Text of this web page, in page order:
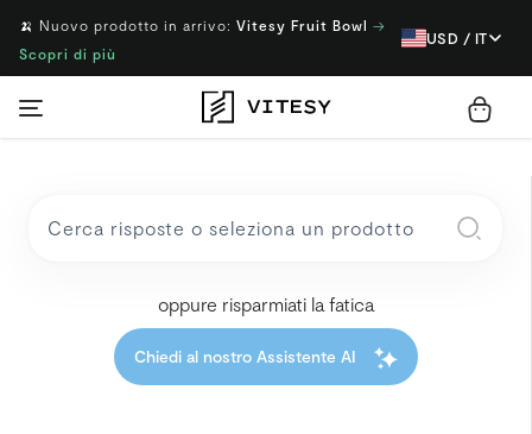
🍌 Nuovo prodotto in arrivo: Vitesy Fruit Bowl →
Scopri di più
USD / IT
oppure risparmiati la fatica
Chiedi al nostro Assistente AI